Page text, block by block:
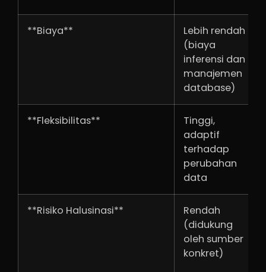
**Biaya**
Lebih rendah
(biaya
inferensi dan
manajemen
database)
**Fleksibilitas**
Tinggi,
adaptif
terhadap
perubahan
data
**Risiko Halusinasi**
Rendah
(didukung
oleh sumber
konkret)